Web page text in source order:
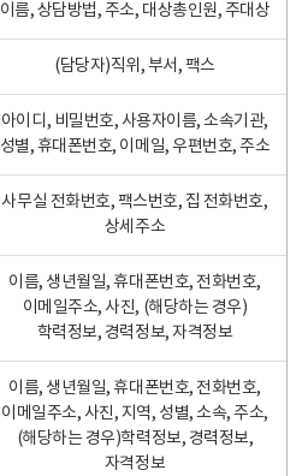
이름, 상담방법, 주소, 대상총인원, 주대상
(담당자)직위, 부서, 팩스
아이디, 비밀번호, 사용자이름, 소속기관,
성별, 휴대폰번호, 이메일, 우편번호, 주소
사무실 전화번호, 팩스번호, 집 전화번호,
상세주소
이름, 생년월일, 휴대폰번호, 전화번호,
이메일주소, 사진, (해당하는 경우)
학력정보, 경력정보, 자격정보
이름, 생년월일, 휴대폰번호, 전화번호,
이메일주소, 사진, 지역, 성별, 소속, 주소,
(해당하는 경우)학력정보, 경력정보,
자격정보